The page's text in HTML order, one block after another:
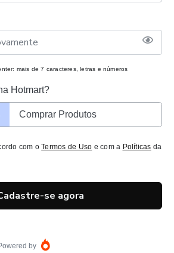
mais de 7 caracteres, letras e números
Hotmart?
Comprar Produtos
com oTermos de Uso e com a Políticas da
se agora
by